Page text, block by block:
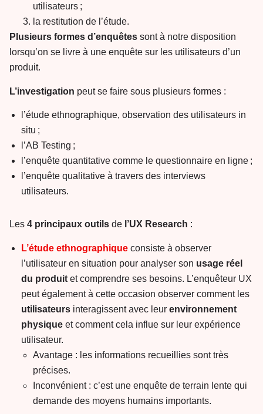
utilisateurs ;
la restitution de l’étude.
Plusieurs formes d’enquêtes sont à notre disposition
lorsqu’on se livre à une enquête sur les utilisateurs d’un
produit.
L’investigation peut se faire sous plusieurs formes :
l’étude ethnographique, observation des utilisateurs in
situ ;
l’AB Testing ;
l’enquête quantitative comme le questionnaire en ligne ;
l’enquête qualitative à travers des interviews
utilisateurs.
Les 4 principaux outils de l’UX Research :
L’étude ethnographique consiste à observer
l’utilisateur en situation pour analyser son usage réel
du produit et comprendre ses besoins. L’enquêteur UX
peut également à cette occasion observer comment les
utilisateurs interagissent avec leur environnement
physique et comment cela influe sur leur expérience
utilisateur.
Avantage : les informations recueillies sont très
précises.
Inconvénient : c’est une enquête de terrain lente qui
demande des moyens humains importants.